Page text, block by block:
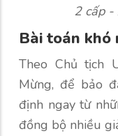
2 cấp -
Bài toán khó
Theo Chủ tịch
Mừng, để bảo
định ngay từ
đồng bộ nhiều